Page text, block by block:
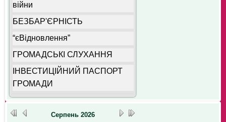
війни
БЕЗБАР'ЄРНІСТЬ
“єВідновлення”
ГРОМАДСЬКІ СЛУХАННЯ
ІНВЕСТИЦІЙНИЙ ПАСПОРТ
ГРОМАДИ
Серпень 2026